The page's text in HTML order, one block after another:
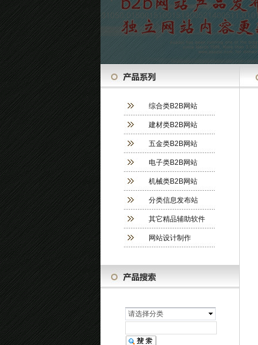
综合类B2B网站
建材类B2B网站
五金类B2B网站
电子类B2B网站
机械类B2B网站
分类信息发布站
其它精品辅助软件
网站设计制作
请选择分类